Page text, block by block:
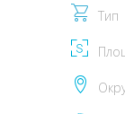
Тип